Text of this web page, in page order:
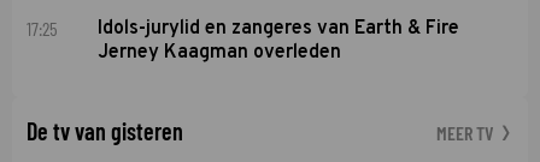
17:25
Idols-jurylid en zangeres van Earth & Fire
Jerney Kaagman overleden
De tv van gisteren MEER TV